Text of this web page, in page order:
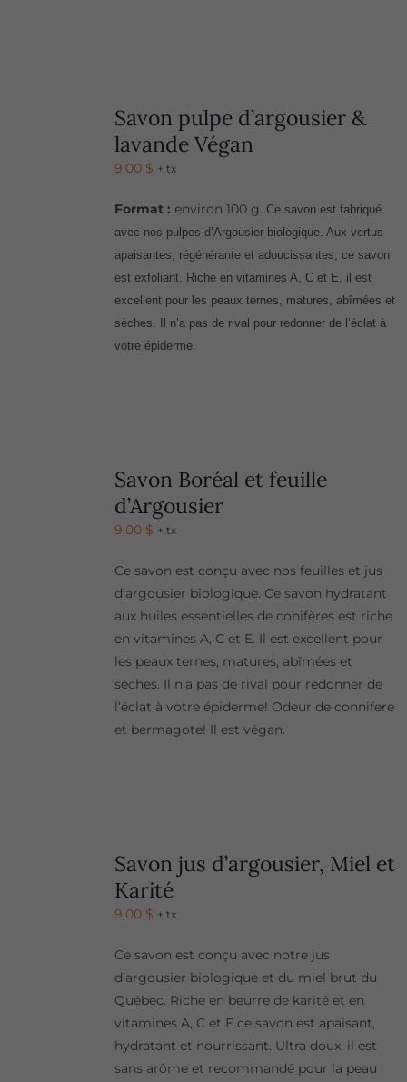
Savon pulpe d’argousier &
lavande Végan
9,00 $ + tx
Format : environ 100 g. Ce savon est fabriqué
avec nos pulpes d’Argousier biologique. Aux vertus
apaisantes, régénérante et adoucissantes, ce savon
est exfoliant. Riche en vitamines A, C et E, il est
excellent pour les peaux ternes, matures, abîmées et
sèches. Il n’a pas de rival pour redonner de l’éclat à
votre épiderme.
Savon Boréal et feuille
d’Argousier
9,00 $ + tx
Ce savon est conçu avec nos feuilles et jus
d’argousier biologique. Ce savon hydratant
aux huiles essentielles de conifères est riche
en vitamines A, C et E. Il est excellent pour
les peaux ternes, matures, abîmées et
sèches. Il n’a pas de rival pour redonner de
l’éclat à votre épiderme! Odeur de connifere
et bermagote! Il est végan.
Savon jus d’argousier, Miel et
Karité
9,00 $ + tx
Ce savon est conçu avec notre jus
d’argousier biologique et du miel brut du
Québec. Riche en beurre de karité et en
vitamines A, C et E ce savon est apaisant,
hydratant et nourrissant. Ultra doux, il est
sans arôme et recommandé pour la peau